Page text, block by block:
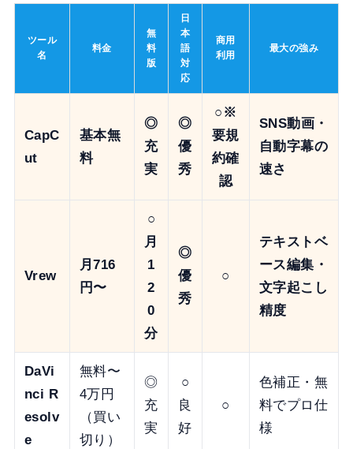
ツール
名
料金
無
料
版
日
本
語
対
応
商用
利用
最大の強み
CapC
ut
基本無
料
◎
充
実
◎
優
秀
○※
要規
約確
認
SNS動画・
自動字幕の
速さ
Vrew
月716
円〜
○
月
1
2
0
分
◎
優
秀
○
テキストベ
ース編集・
文字起こし
精度
DaVi
nci R
esolv
e
無料〜
4万円
（買い
切り）
◎
充
実
○
良
好
○
色補正・無
料でプロ仕
様